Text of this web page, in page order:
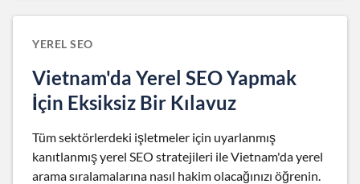
YEREL SEO
Vietnam'da Yerel SEO Yapmak
İçin Eksiksiz Bir Kılavuz
Tüm sektörlerdeki işletmeler için uyarlanmış
kanıtlanmış yerel SEO stratejileri ile Vietnam'da yerel
arama sıralamalarına nasıl hakim olacağınızı öğrenin.